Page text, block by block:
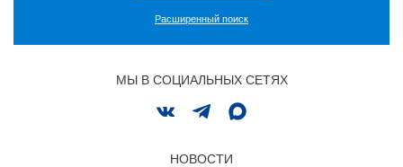
Расширенный поиск
МЫ В СОЦИАЛЬНЫХ СЕТЯХ
НОВОСТИ